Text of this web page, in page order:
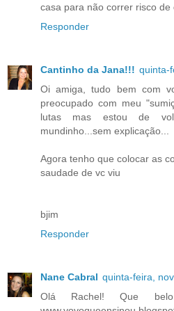
casa para não correr risco de
Responder
Cantinho da Jana!!! quinta-
Oi amiga, tudo bem com
preocupado com meu
lutas mas estou de
mundinho...sem explicação...
Agora tenho que colocar as
saudade de vc viu
bjim
Responder
Nane Cabral quinta-feira,
Olá Rachel! Que